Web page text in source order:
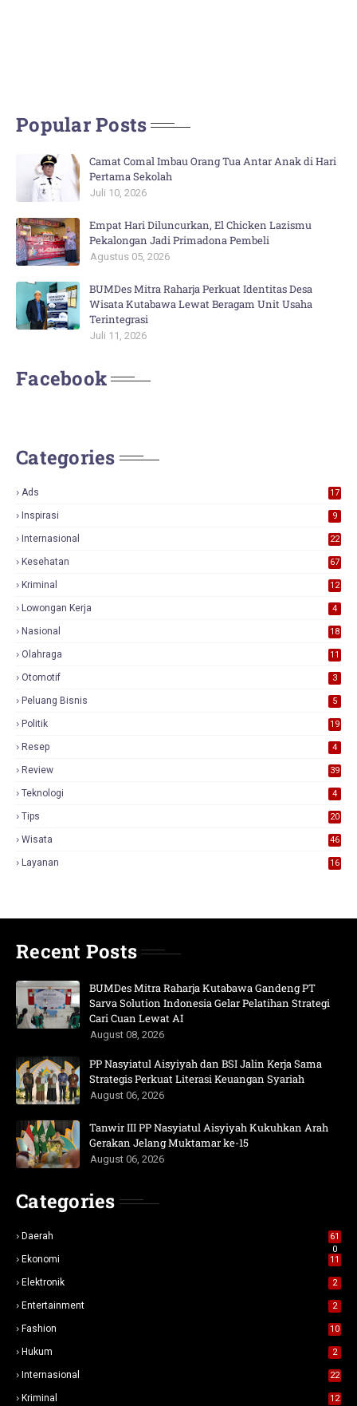
Popular Posts
Camat Comal Imbau Orang Tua Antar Anak di Hari
Pertama Sekolah
Juli 10, 2026
Empat Hari Diluncurkan, El Chicken Lazismu
Pekalongan Jadi Primadona Pembeli
Agustus 05, 2026
BUMDes Mitra Raharja Perkuat Identitas Desa
Wisata Kutabawa Lewat Beragam Unit Usaha
Terintegrasi
Juli 11, 2026
Facebook
Categories
Ads
17
Inspirasi 9
Internasional 22
Kesehatan 67
Kriminal 12
Lowongan Kerja 4
Nasional
18
Olahraga 11
Otomotif 3
Peluang Bisnis 5
Politik 19
Resep 4
Review
39
Teknologi 4
Tips 20
Wisata 46
Layanan 16
Recent Posts
BUMDes Mitra Raharja Kutabawa Gandeng PT
Sarva Solution Indonesia Gelar Pelatihan Strategi
Cari Cuan Lewat AI
August 08, 2026
PP Nasyiatul Aisyiyah dan BSI Jalin Kerja Sama
Strategis Perkuat Literasi Keuangan Syariah
August 06, 2026
Tanwir III PP Nasyiatul Aisyiyah Kukuhkan Arah
Gerakan Jelang Muktamar ke-15
August 06, 2026
Categories
Daerah
61
0
Ekonomi 11
Elektronik 2
Entertainment 2
Fashion 10
Hukum 2
Internasional 22
Kriminal 12